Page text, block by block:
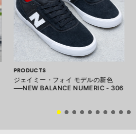
PRODUCTS
ジェイミー・フォイ モデルの新色
──NEW BALANCE NUMERIC - 306